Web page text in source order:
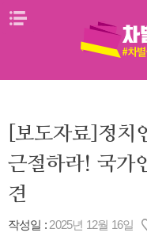
Skip
[보도자료]정치
근절하라! 국가
견
작성일 : 2025년 12월 16일